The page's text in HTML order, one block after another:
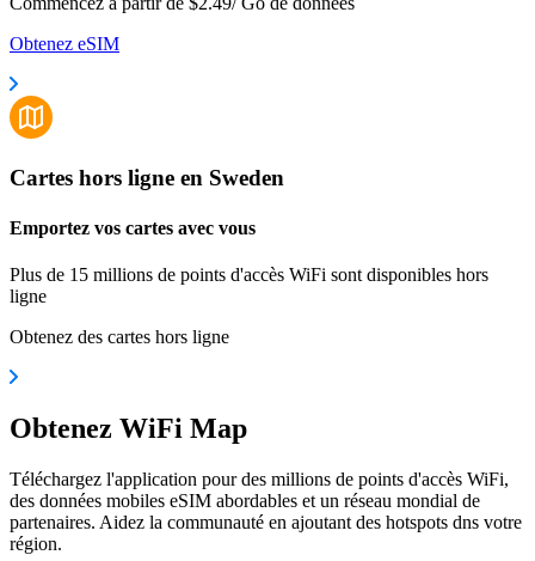
Obtenez eSIM
Cartes hors ligne en Sweden
Emportez vos cartes avec vous
Plus de 15 millions de points d'accès WiFi sont disponibles hors
ligne
Obtenez des cartes hors ligne
Obtenez WiFi Map
Téléchargez l'application pour des millions de points d'accès WiFi,
des données mobiles eSIM abordables et un réseau mondial de
partenaires. Aidez la communauté en ajoutant des hotspots dns votre
région.